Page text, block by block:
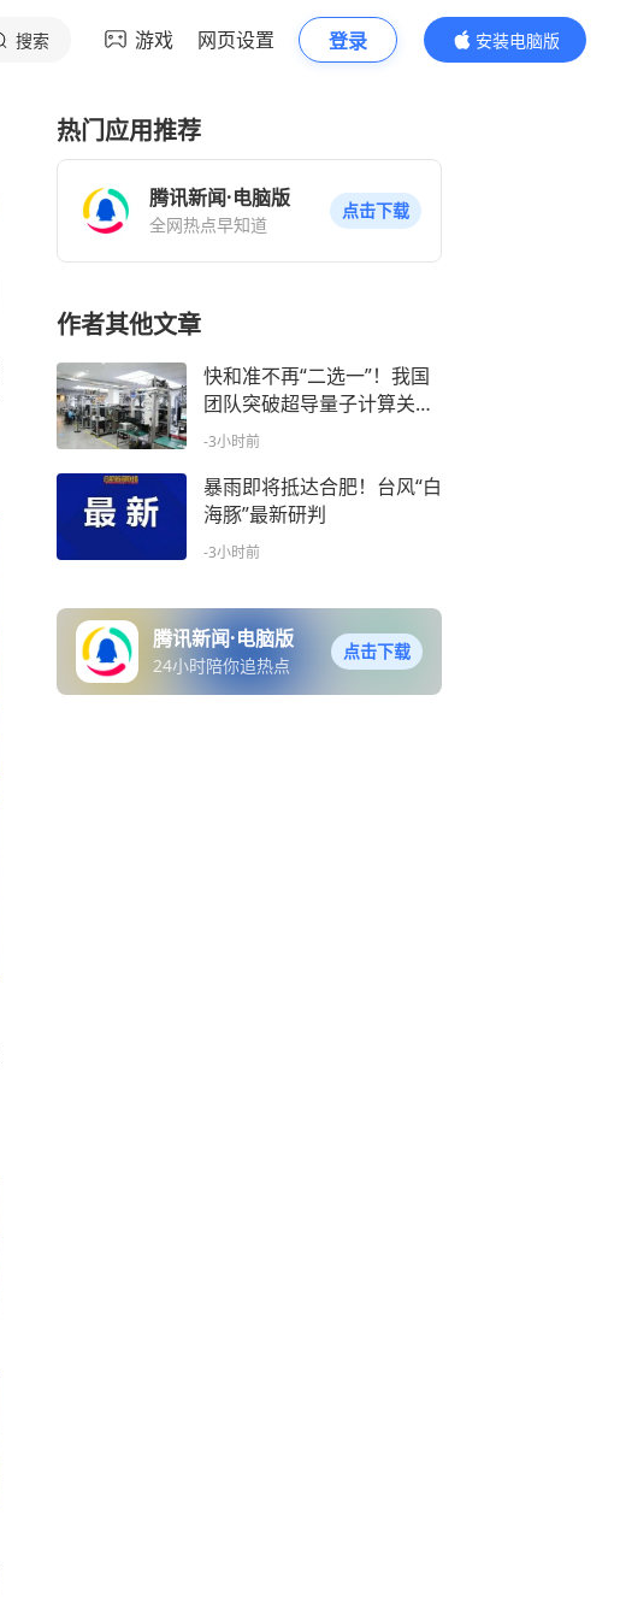
搜索 游戏 网页设置 登录
安装电脑版
内容更精彩
热门应用推荐
腾讯新闻·电脑版
全网热点早知道
点击下载
作者其他文章
快和准不再“二选一”！我国
团队突破超导量子计算关键
瓶颈
-3小时前
暴雨即将抵达合肥！台风“白
海豚”最新研判
-3小时前
腾讯新闻·电脑版
24小时陪你追热点
点击下载